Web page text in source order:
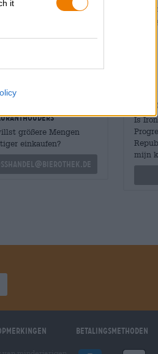
it
ontmoeten intense hop en
maar blijft discreet op de
größere Mengen
einkaufen?
Is
mijn
Betalingsmethoden